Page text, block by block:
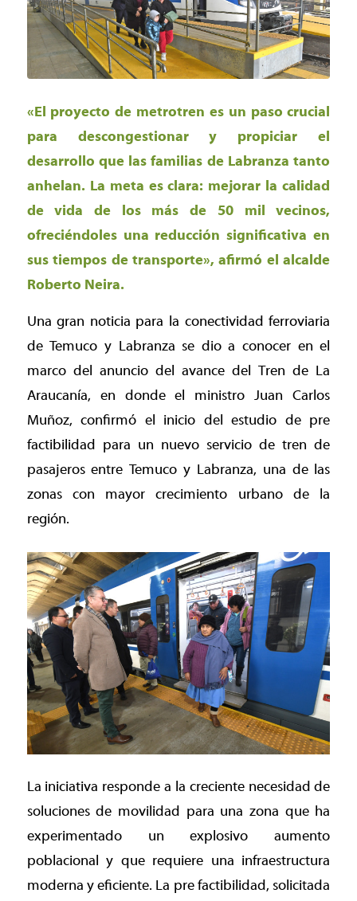
«El proyecto de metrotren es un paso crucial
para descongestionar y propiciar el
desarrollo que las familias de Labranza tanto
anhelan. La meta es clara: mejorar la calidad
de vida de los más de 50 mil vecinos,
ofreciéndoles una reducción significativa en
sus tiempos de transporte», afirmó el alcalde
Roberto Neira.
Una gran noticia para la conectividad ferroviaria
de Temuco y Labranza se dio a conocer en el
marco del anuncio del avance del Tren de La
Araucanía, en donde el ministro Juan Carlos
Muñoz, confirmó el inicio del estudio de pre
factibilidad para un nuevo servicio de tren de
pasajeros entre Temuco y Labranza, una de las
zonas con mayor crecimiento urbano de la
región.
La iniciativa responde a la creciente necesidad de
soluciones de movilidad para una zona que ha
experimentado un explosivo aumento
poblacional y que requiere una infraestructura
moderna y eficiente. La pre factibilidad, solicitada